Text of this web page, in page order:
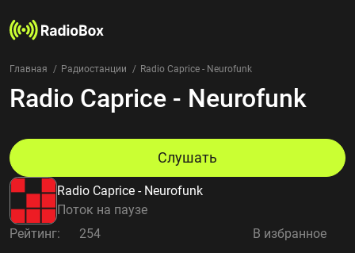
Радиостанции
Страны
Избранное
О нас
Добавить радиостанцию
Главная Радиостанции Radio Caprice - Neurofunk
Radio Caprice - Neurofunk
Radio Caprice - Neurofunk
Поток на паузе
Слушать
Рейтинг: 254 В избранное